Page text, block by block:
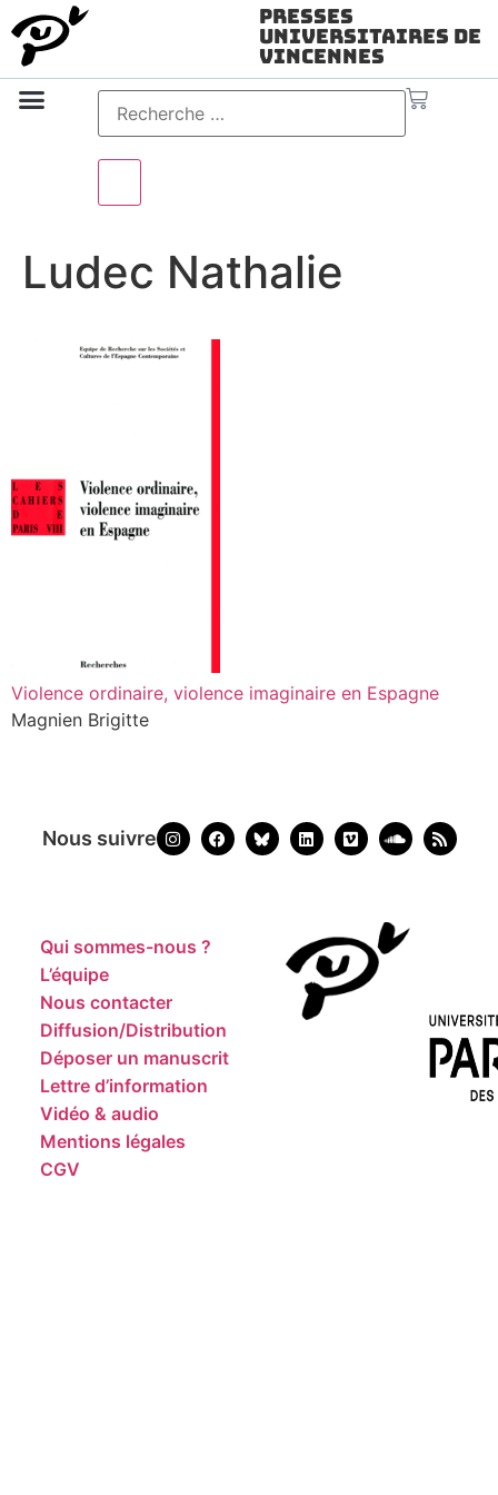
Presses
Universitaires de
Vincennes
Ludec Nathalie
Violence ordinaire, violence imaginaire en Espagne
Magnien Brigitte
Nous suivre
Qui sommes-nous ?
L’équipe
Nous contacter
Diffusion/Distribution
Déposer un manuscrit
Lettre d’information
Vidéo & audio
Mentions légales
CGV